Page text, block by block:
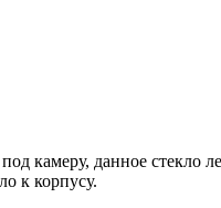
камеру, данное стекло
к корпусу.